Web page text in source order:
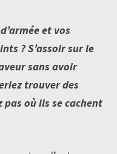
et vos
? S’assoir sur le
sans avoir
trouver des
pas où ils se cachent